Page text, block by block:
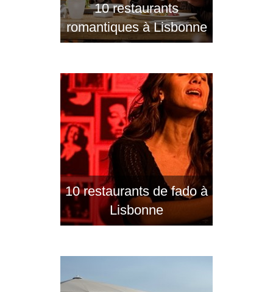
10 restaurants
romantiques à Lisbonne
10 restaurants de fado à
Lisbonne